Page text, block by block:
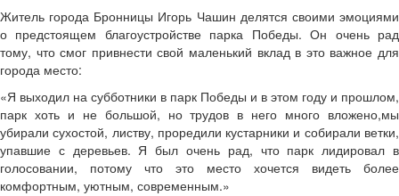
Житель города Бронницы Игорь Чашин делятся своими эмоциями
о предстоящем благоустройстве парка Победы. Он очень рад
тому, что смог привнести свой маленький вклад в это важное для
города место:
«Я выходил на субботники в парк Победы и в этом году и прошлом,
парк хоть и не большой, но трудов в него много вложено,мы
убирали сухостой, листву, проредили кустарники и собирали ветки,
упавшие с деревьев. Я был очень рад, что парк лидировал в
голосовании, потому что это место хочется видеть более
комфортным, уютным, современным.»